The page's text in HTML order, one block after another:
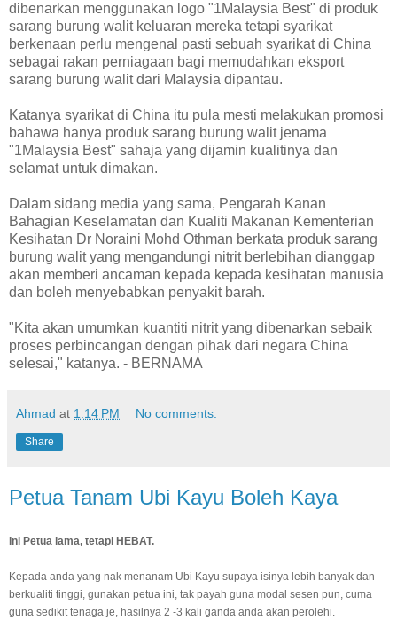
dibenarkan menggunakan logo "1Malaysia Best" di produk
sarang burung walit keluaran mereka tetapi syarikat
berkenaan perlu mengenal pasti sebuah syarikat di China
sebagai rakan perniagaan bagi memudahkan eksport
sarang burung walit dari Malaysia dipantau.
Katanya syarikat di China itu pula mesti melakukan promosi
bahawa hanya produk sarang burung walit jenama
"1Malaysia Best" sahaja yang dijamin kualitinya dan
selamat untuk dimakan.
Dalam sidang media yang sama, Pengarah Kanan
Bahagian Keselamatan dan Kualiti Makanan Kementerian
Kesihatan Dr Noraini Mohd Othman berkata produk sarang
burung walit yang mengandungi nitrit berlebihan dianggap
akan memberi ancaman kepada kepada kesihatan manusia
dan boleh menyebabkan penyakit barah.
"Kita akan umumkan kuantiti nitrit yang dibenarkan sebaik
proses perbincangan dengan pihak dari negara China
selesai," katanya. - BERNAMA
Ahmad at 1:14 PM No comments:
Share
Petua Tanam Ubi Kayu Boleh Kaya
Ini Petua lama, tetapi HEBAT.
Kepada anda yang nak menanam Ubi Kayu supaya isinya lebih banyak dan
berkualiti tinggi, gunakan petua ini, tak payah guna modal sesen pun, cuma
guna sedikit tenaga je, hasilnya 2 -3 kali ganda anda akan perolehi.